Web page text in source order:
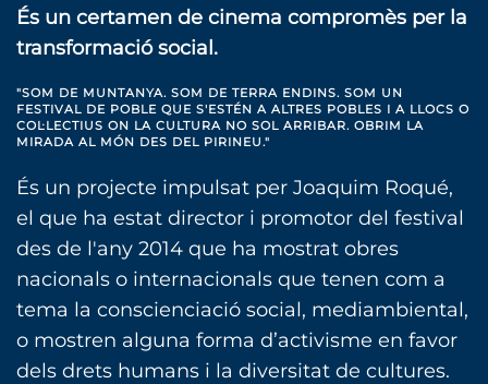
És un certamen de cinema compromès per la
transformació social.
"SOM DE MUNTANYA. SOM DE TERRA ENDINS. SOM UN
FESTIVAL DE POBLE QUE S'ESTÉN A ALTRES POBLES I A LLOCS O
COL·LECTIUS ON LA CULTURA NO SOL ARRIBAR. OBRIM LA
MIRADA AL MÓN DES DEL PIRINEU."
És un projecte impulsat per Joaquim Roqué,
el que ha estat director i promotor del festival
des de l'any 2014 que ha mostrat obres
nacionals o internacionals que tenen com a
tema la conscienciació social, mediambiental,
o mostren alguna forma d’activisme en favor
dels drets humans i la diversitat de cultures.